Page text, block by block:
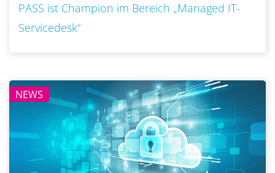
PASS ist Champion im Bereich „Managed IT-
Servicedesk“
NEWS